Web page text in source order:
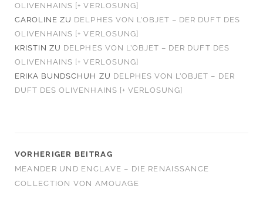
OLIVENHAINS [+ VERLOSUNG]
CAROLINE ZU DELPHES VON L’OBJET – DER DUFT DES
OLIVENHAINS [+ VERLOSUNG]
KRISTIN ZU DELPHES VON L’OBJET – DER DUFT DES
OLIVENHAINS [+ VERLOSUNG]
ERIKA BUNDSCHUH ZU DELPHES VON L’OBJET – DER
DUFT DES OLIVENHAINS [+ VERLOSUNG]
VORHERIGER BEITRAG
MEANDER UND ENCLAVE – DIE RENAISSANCE
COLLECTION VON AMOUAGE